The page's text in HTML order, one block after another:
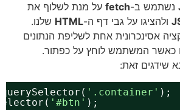
נשתמש ב-fetch על מנת לשלוף את
ולהציגו על גבי דף ה-HTML שלנו.
אסינכרונית אחת לשליפת הנתונים
כאשר המשתמש לוחץ על כפתור.
שידגים זאת:
'.container' );
'#btn' );